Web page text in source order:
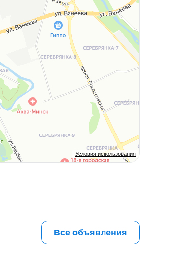
Условия использования
Все объявления